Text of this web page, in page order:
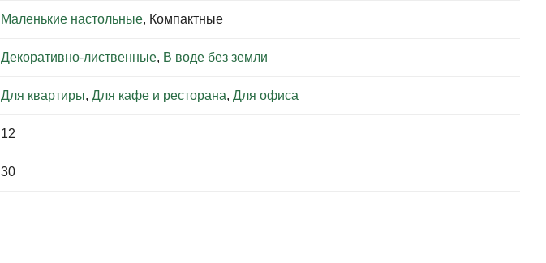
Маленькие настольные, Компактные
Декоративно-лиственные, В воде без земли
Для квартиры, Для кафе и ресторана, Для офиса
12
30